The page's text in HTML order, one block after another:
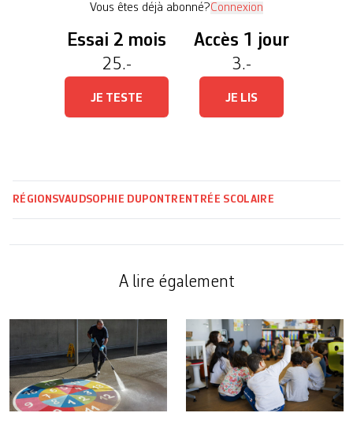
Vous êtes déjà abonné?Connexion
Essai 2 mois
25.-
JE TESTE
Accès 1 jour
3.-
JE LIS
RÉGIONSVAUDSOPHIE DUPONT RENTRÉE SCOLAIRE
A lire également